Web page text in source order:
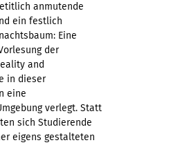
anmutende
ein festlich
Eine
der
and
in dieser
eine
verlegt. Statt
sich Studierende
eigens gestalteten